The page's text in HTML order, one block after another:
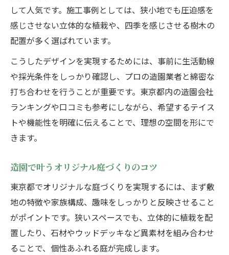
して人気です。施工事例としては、狭小地でも圧迫感を
感じさせない立体的な植栽や、四季を感じさせる樹木の
配置が多く選ばれています。
こうしたデザインを実現するためには、事前に生活動線
や採光条件をしっかり確認し、プロの造園業者と綿密な
打ち合わせを行うことが重要です。東京都内の造園会社
ランキングや口コミも参考にしながら、希望するテイス
トや機能性を明確に伝えることで、理想の空間を形にで
きます。
造園で叶うオリジナル庭づくりのコツ
東京都でオリジナルな庭づくりを実現するには、まず敷
地の特徴や家族構成、趣味をしっかりと反映させること
がポイントです。狭いスペースでも、立体的に植栽を配
置したり、石材やウッドデッキなど異素材を組み合わせ
ることで、個性あふれる庭が完成します。